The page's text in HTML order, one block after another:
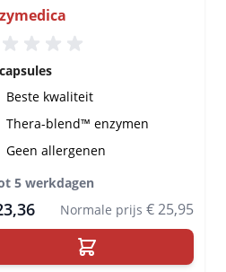
Beste kwaliteit
Thera-blend™ enzymen
Geen allergenen
5 werkdagen
Normale prijs € 25,95